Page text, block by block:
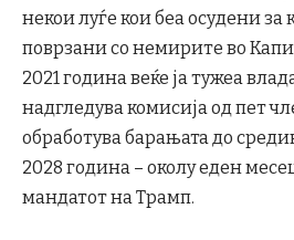
некои луѓе кои беа осудени
поврзани со немирите во
2021 година веќе ја тужеа
надгледува комисија од пет
обработува барањата до
2028 година – околу еден
мандатот на Трамп.